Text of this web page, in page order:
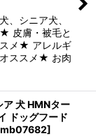
、シニア犬、
皮膚・被毛と
メ★ アレルギ
ススメ★ お肉
犬 HMNター
ドッグフード
]